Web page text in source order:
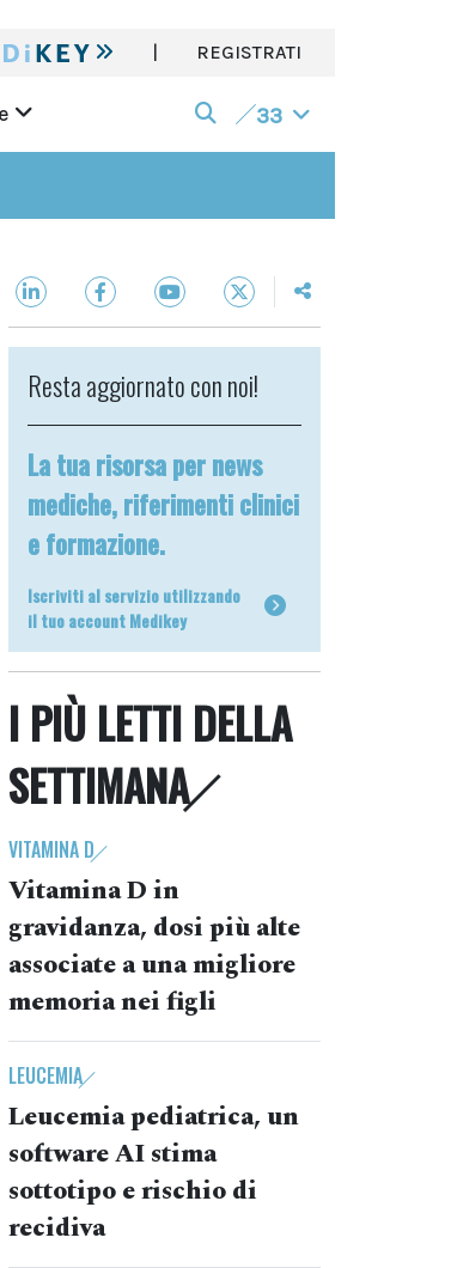
| REGISTRATI
33
Resta aggiornato con noi!
La tua risorsa per news
mediche, riferimenti clinici
e formazione.
Iscriviti al servizio utilizzando
il tuo account Medikey
I PIÙ LETTI DELLA
SETTIMANA
VITAMINA D
Vitamina D in
gravidanza, dosi più alte
associate a una migliore
memoria nei figli
LEUCEMIA
Leucemia pediatrica, un
software AI stima
sottotipo e rischio di
recidiva